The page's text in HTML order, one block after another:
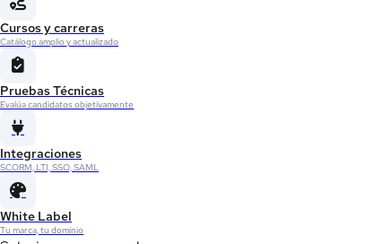
Cursos y carreras
Catálogo amplio y actualizado
Pruebas Técnicas
Evalúa candidatos objetivamente
Integraciones
SCORM, LTI, SSO, SAML
White Label
Tu marca, tu dominio